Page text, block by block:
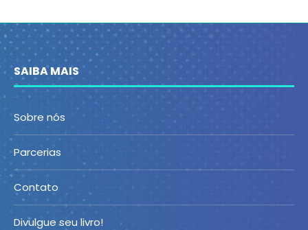
SAIBA MAIS
Sobre nós
Parcerias
Contato
Divulgue seu livro!